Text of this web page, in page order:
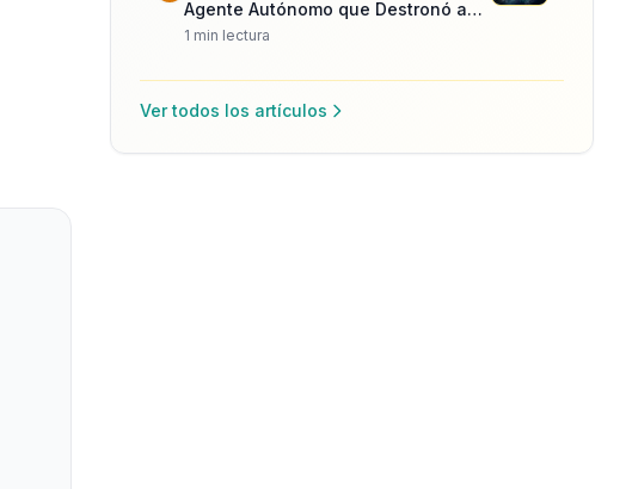
Agente Autónomo que Destronó a
Opus
1 min lectura
Ver todos los artículos